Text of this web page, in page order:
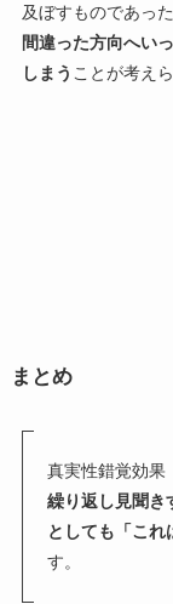
及ぼすものであった
間違った方向へい
しまう ことが考え
まとめ
真実性錯覚効果
繰り返し見聞き
としても「これ
す。